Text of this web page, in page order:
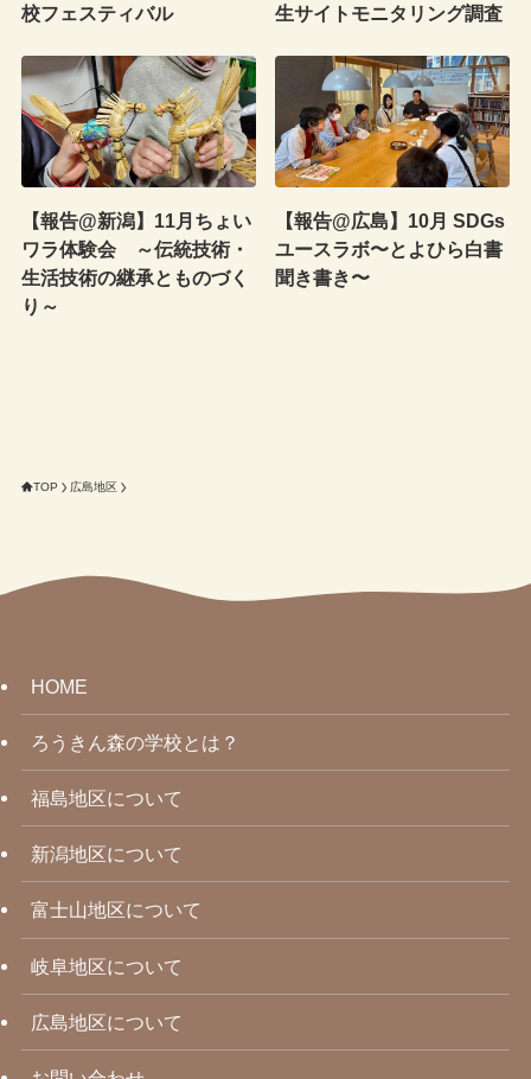
校フェスティバル
生サイトモニタリング調査
【報告@新潟】11月ちょい
ワラ体験会 ～伝統技術・
生活技術の継承とものづく
り～
【報告@広島】10月 SDGs
ユースラボ〜とよひら白書
聞き書き〜
TOP 広島地区
HOME
ろうきん森の学校とは？
福島地区について
新潟地区について
富士山地区について
岐阜地区について
広島地区について